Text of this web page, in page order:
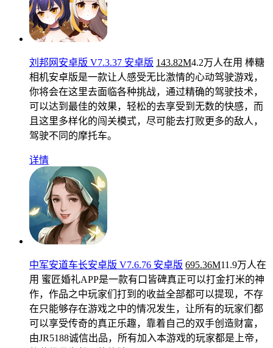
刘邦网安卓版 V7.3.37 安卓版 143.82M4.2万人在用 棒糖
相机安卓版是一款让人感受无比激情的心动驾驶游戏，
你将会在这里去面临各种挑战，通过精确的驾驶技术，
可以达到最佳的效果，轻松的去享受到无数的快感，而
且这里多样化的闯关模式，尽可能去打败更多的敌人，
驾驶不同的摩托车。
详情
中军安道车长安卓版 V7.6.76 安卓版 695.36M11.9万人在
用 蜜匠婚礼APP是一款有口皆碑真正可以打金打米的神
作，作品之中玩家们打到的收益全部都可以提现，不存
在只能够存在游戏之中的情况发生，让所有的玩家们都
可以享受传奇的真正乐趣，靠着自己的双手创造财富，
由JR5188诚信出品，所有加入本游戏的玩家都是上帝，